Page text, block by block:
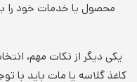
محصول یا خدمات خود را
یکی دیگر از نکات مهم،
کاغذ گلاسه یا مات باید با